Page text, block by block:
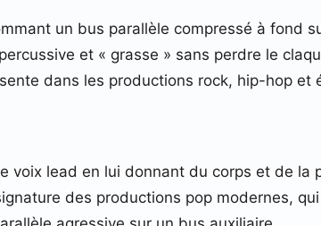
un bus parallèle compressé à fond
et « grasse » sans perdre le
dans les productions rock, hip-hop et
voix lead en lui donnant du corps et de
des productions pop modernes,